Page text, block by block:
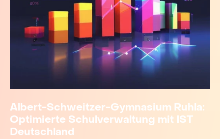
Albert-Schweitzer-Gymnasium Ruhla:
Optimierte Schulverwaltung mit IST
Deutschland